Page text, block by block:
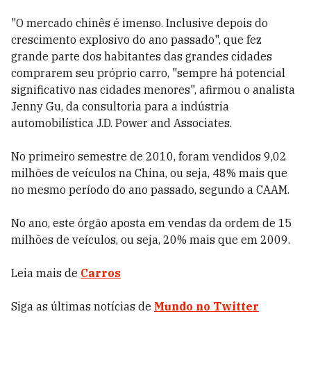
"O mercado chinês é imenso. Inclusive depois do
crescimento explosivo do ano passado", que fez
grande parte dos habitantes das grandes cidades
comprarem seu próprio carro, "sempre há potencial
significativo nas cidades menores", afirmou o analista
Jenny Gu, da consultoria para a indústria
automobilística J.D. Power and Associates.
No primeiro semestre de 2010, foram vendidos 9,02
milhões de veículos na China, ou seja, 48% mais que
no mesmo período do ano passado, segundo a CAAM.
No ano, este órgão aposta em vendas da ordem de 15
milhões de veículos, ou seja, 20% mais que em 2009.
Leia mais de Carros
Siga as últimas notícias de Mundo no Twitter